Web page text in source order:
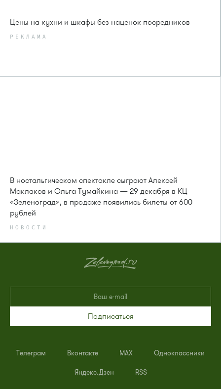
Цены на кухни и шкафы без наценок посредников
РЕКЛАМА
В ностальгическом спектакле сыграют Алексей
Маклаков и Ольга Тумайкина — 29 декабря в КЦ
«Зеленоград», в продаже появились билеты от 600
рублей
НОВОСТИ
Подписаться
Телеграм Вконтакте MAX Одноклассники
Яндекс.Дзен RSS